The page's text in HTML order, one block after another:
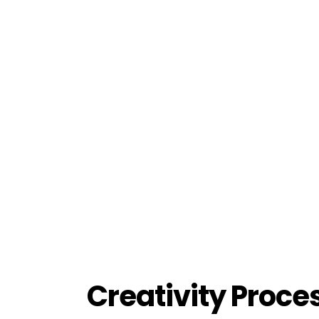
Creativity